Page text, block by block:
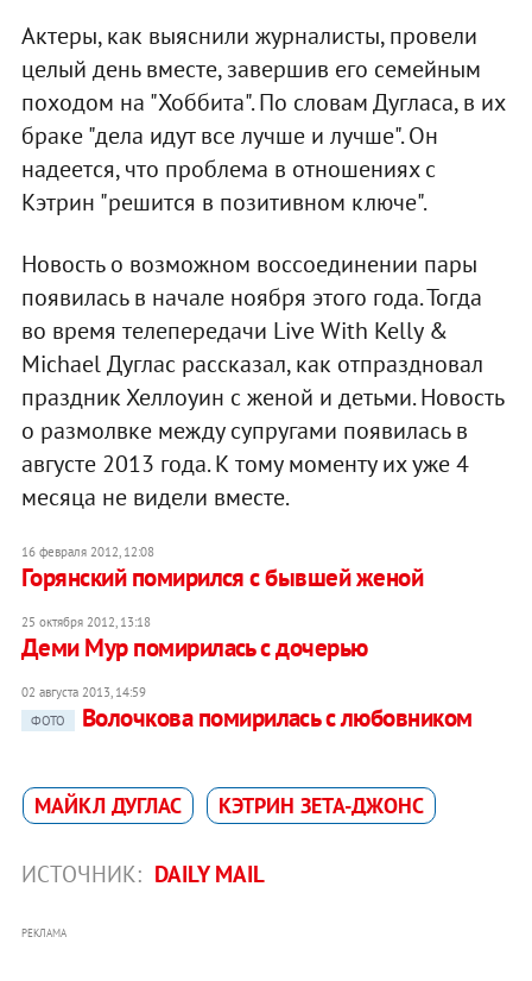
Актеры, как выяснили журналисты, провели
целый день вместе, завершив его семейным
походом на "Хоббита". По словам Дугласа, в их
браке "дела идут все лучше и лучше". Он
надеется, что проблема в отношениях с
Кэтрин "решится в позитивном ключе".
Новость о возможном воссоединении пары
появилась в начале ноября этого года. Тогда
во время телепередачи Live With Kelly &
Michael Дуглас рассказал, как отпраздновал
праздник Хеллоуин с женой и детьми. Новость
о размолвке между супругами появилась в
августе 2013 года. К тому моменту их уже 4
месяца не видели вместе.
16 февраля 2012, 12:08
Горянский помирился с бывшей женой
25 октября 2012, 13:18
Деми Мур помирилась с дочерью
02 августа 2013, 14:59
ФОТО
Волочкова помирилась с любовником
МАЙКЛ ДУГЛАС КЭТРИН ЗЕТА-ДЖОНС
ИСТОЧНИК: DAILY MAIL
РЕКЛАМА